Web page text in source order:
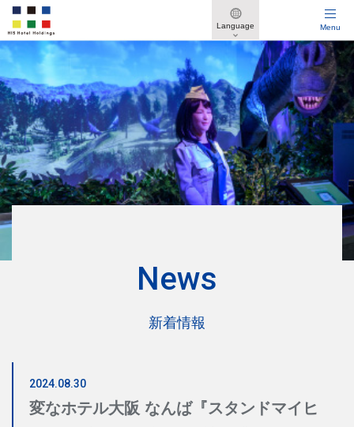
Menu
Language
News
新着情報
2024.08.30
変なホテル大阪 なんば『スタンドマイヒ
Reservation
宿泊予約
変な
ホテル
ウォーター
マーク
ホテル
グアム
リーフ
ホテル
グリーン
ワールド
水 木
16
23 24 25 26 27 28 29